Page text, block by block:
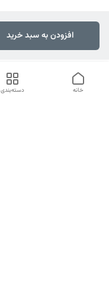
افزودن به سبد خرید
دسته‌بندی خانه